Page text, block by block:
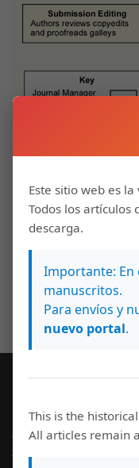
Para lectores/as
Este sitio web es
Todos los artículos
descarga.
Importante: En
manuscritos.
Para envíos y
nuevo portal.
This is the
All articles remain